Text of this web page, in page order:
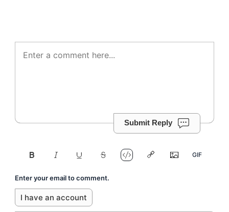
Submit Reply
Enter your email to comment.
I have an account